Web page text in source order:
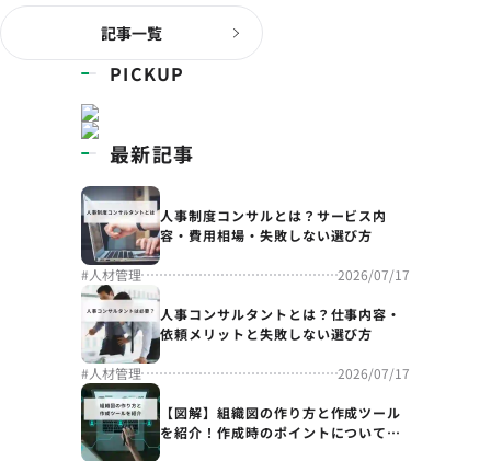
記事一覧
PICKUP
最新記事
人事制度コンサルとは？サービス内
容・費用相場・失敗しない選び方
#人材管理 2026/07/17
人事コンサルタントとは？仕事内容・
依頼メリットと失敗しない選び方
#人材管理 2026/07/17
【図解】組織図の作り方と作成ツール
を紹介！作成時のポイントについても